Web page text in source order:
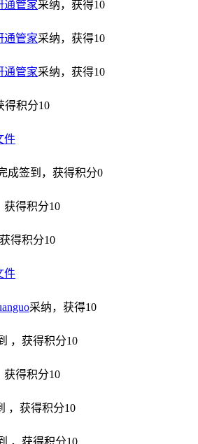
通管家采纳，获得10
通管家采纳，获得10
通管家采纳，获得10
得积分10
件
成签到，获得积分0
获得积分10
得积分10
件
采纳，获得10
，获得积分10
获得积分10
，获得积分10